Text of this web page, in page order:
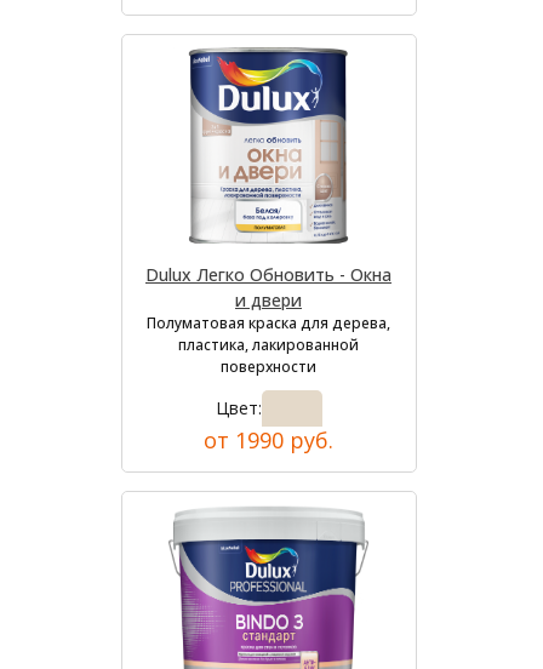
Dulux Легко Обновить - Окна
и двери
Полуматовая краска для дерева,
пластика, лакированной
поверхности
Цвет:
от 1990 руб.